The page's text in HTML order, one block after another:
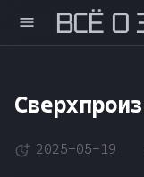
ВСË О
н 2025-05-19